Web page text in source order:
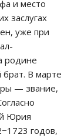
и место
заслугах
уже при
родине
В марте
— звание,
Юрия
годов,